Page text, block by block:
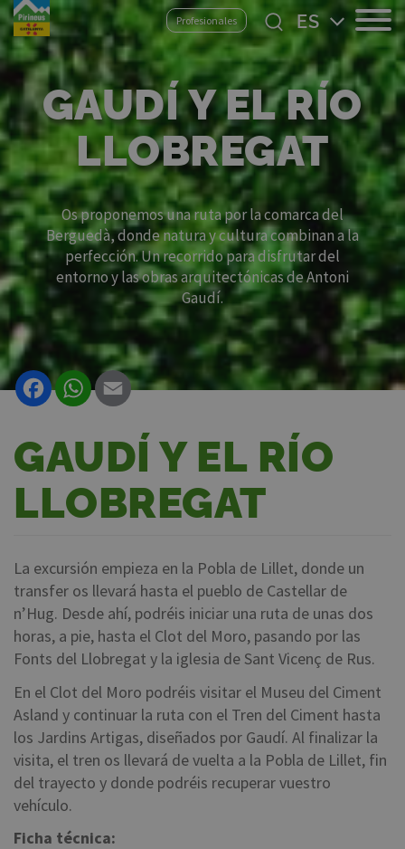
Pasar
al
contenido
principal
Profesionales
Select
your
language
GAUDÍ Y EL RÍO
LLOBREGAT
Os proponemos una ruta por la comarca del
Berguedà, donde natura y cultura combinan a la
perfección. Un recorrido para disfrutar del
entorno y las obras arquitectónicas de Antoni
Gaudí.
FacebookWhatsApp
Email
GAUDÍ Y EL RÍO
LLOBREGAT
La excursión empieza en la Pobla de Lillet, donde un
transfer os llevará hasta el pueblo de Castellar de
n’Hug. Desde ahí, podréis iniciar una ruta de unas dos
horas, a pie, hasta el Clot del Moro, pasando por las
Fonts del Llobregat y la iglesia de Sant Vicenç de Rus.
En el Clot del Moro podréis visitar el Museu del Ciment
Asland y continuar la ruta con el Tren del Ciment hasta
los Jardins Artigas, diseñados por Gaudí. Al finalizar la
visita, el tren os llevará de vuelta a la Pobla de Lillet, fin
del trayecto y donde podréis recuperar vuestro
vehículo.
Ficha técnica: